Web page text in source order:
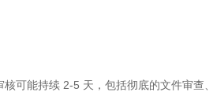
能持续 2-5 天，包括彻底的文件审查